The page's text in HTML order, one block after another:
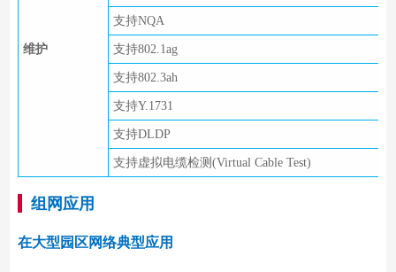
维护
支持NQA
支持802.1ag
支持802.3ah
支持Y.1731
支持DLDP
支持虚拟电缆检测(Virtual Cable Test)
组网应用
在大型园区网络典型应用